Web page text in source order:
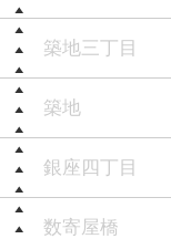
築地三丁目
築地
銀座四丁目
数寄屋橋